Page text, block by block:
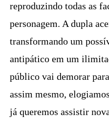
reproduzindo todas as
personagem. A dupla
transformando um
antipático em um
público vai demorar
assim mesmo,
já queremos assistir